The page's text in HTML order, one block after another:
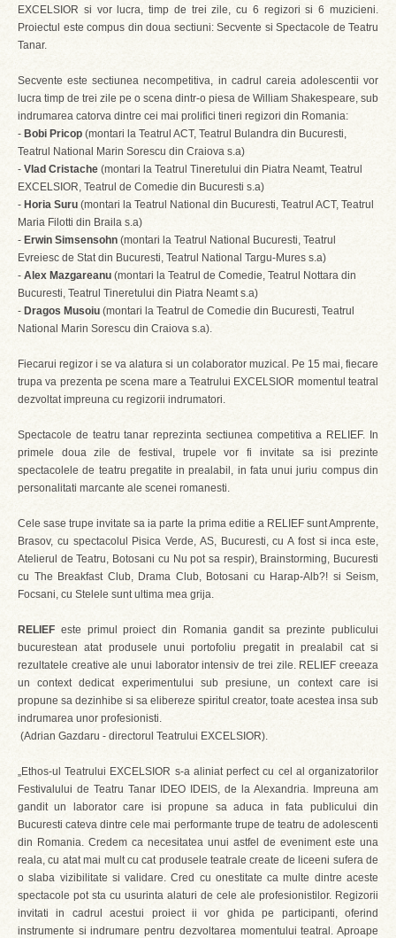
EXCELSIOR si vor lucra, timp de trei zile, cu 6 regizori si 6 muzicieni.
Proiectul este compus din doua sectiuni: Secvente si Spectacole de Teatru
Tanar.
Secvente este sectiunea necompetitiva, in cadrul careia adolescentii vor
lucra timp de trei zile pe o scena dintr-o piesa de William Shakespeare, sub
indrumarea catorva dintre cei mai prolifici tineri regizori din Romania:
- Bobi Pricop (montari la Teatrul ACT, Teatrul Bulandra din Bucuresti,
Teatrul National Marin Sorescu din Craiova s.a)
- Vlad Cristache (montari la Teatrul Tineretului din Piatra Neamt, Teatrul
EXCELSIOR, Teatrul de Comedie din Bucuresti s.a)
- Horia Suru (montari la Teatrul National din Bucuresti, Teatrul ACT, Teatrul
Maria Filotti din Braila s.a)
- Erwin Simsensohn (montari la Teatrul National Bucuresti, Teatrul
Evreiesc de Stat din Bucuresti, Teatrul National Targu-Mures s.a)
- Alex Mazgareanu (montari la Teatrul de Comedie, Teatrul Nottara din
Bucuresti, Teatrul Tineretului din Piatra Neamt s.a)
- Dragos Musoiu (montari la Teatrul de Comedie din Bucuresti, Teatrul
National Marin Sorescu din Craiova s.a).
Fiecarui regizor i se va alatura si un colaborator muzical. Pe 15 mai, fiecare
trupa va prezenta pe scena mare a Teatrului EXCELSIOR momentul teatral
dezvoltat impreuna cu regizorii indrumatori.
Spectacole de teatru tanar reprezinta sectiunea competitiva a RELIEF. In
primele doua zile de festival, trupele vor fi invitate sa isi prezinte
spectacolele de teatru pregatite in prealabil, in fata unui juriu compus din
personalitati marcante ale scenei romanesti.
Cele sase trupe invitate sa ia parte la prima editie a RELIEF sunt Amprente,
Brasov, cu spectacolul Pisica Verde, AS, Bucuresti, cu A fost si inca este,
Atelierul de Teatru, Botosani cu Nu pot sa respir), Brainstorming, Bucuresti
cu The Breakfast Club, Drama Club, Botosani cu Harap-Alb?! si Seism,
Focsani, cu Stelele sunt ultima mea grija.
RELIEF este primul proiect din Romania gandit sa prezinte publicului
bucurestean atat produsele unui portofoliu pregatit in prealabil cat si
rezultatele creative ale unui laborator intensiv de trei zile. RELIEF creeaza
un context dedicat experimentului sub presiune, un context care isi
propune sa dezinhibe si sa elibereze spiritul creator, toate acestea insa sub
indrumarea unor profesionisti.
(Adrian Gazdaru - directorul Teatrului EXCELSIOR).
„Ethos-ul Teatrului EXCELSIOR s-a aliniat perfect cu cel al organizatorilor
Festivalului de Teatru Tanar IDEO IDEIS, de la Alexandria. Impreuna am
gandit un laborator care isi propune sa aduca in fata publicului din
Bucuresti cateva dintre cele mai performante trupe de teatru de adolescenti
din Romania. Credem ca necesitatea unui astfel de eveniment este una
reala, cu atat mai mult cu cat produsele teatrale create de liceeni sufera de
o slaba vizibilitate si validare. Cred cu onestitate ca multe dintre aceste
spectacole pot sta cu usurinta alaturi de cele ale profesionistilor. Regizorii
invitati in cadrul acestui proiect ii vor ghida pe participanti, oferind
instrumente si indrumare pentru dezvoltarea momentului teatral. Aproape